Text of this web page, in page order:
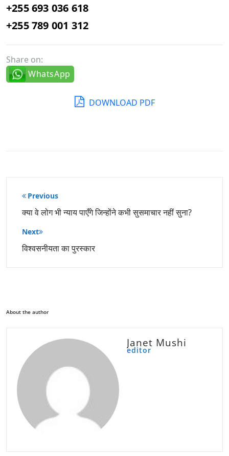
+255 693 036 618
+255 789 001 312
Share on:
WhatsApp
DOWNLOAD PDF
पोस्ट
नेविगेशन
Previous
क्या वे लोग भी न्याय पाएँगे जिन्होंने कभी सुसमाचार नहीं सुना?
Next
विश्वसनीयता का पुरस्कार
About the author
Janet Mushi
editor